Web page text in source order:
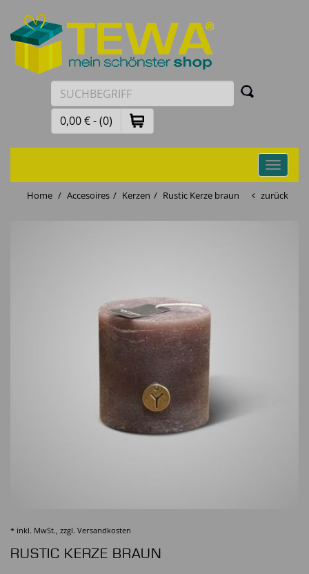
0,00 € - (0)
Toggle
Home
Accesoires Kerzen Rustic Kerze braun zurück
* inkl. MwSt., zzgl. Versandkosten
RUSTIC KERZE BRAUN